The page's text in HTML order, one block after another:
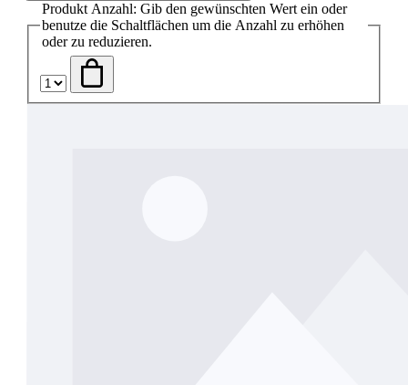
Produkt Anzahl: Gib den gewünschten Wert ein oder
benutze die Schaltflächen um die Anzahl zu erhöhen
oder zu reduzieren.